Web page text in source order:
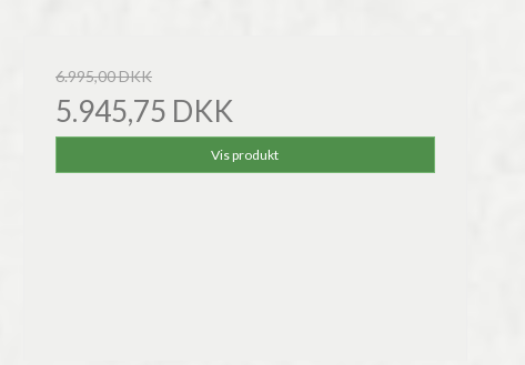
6.995,00 DKK
5.945,75 DKK
Vis produkt